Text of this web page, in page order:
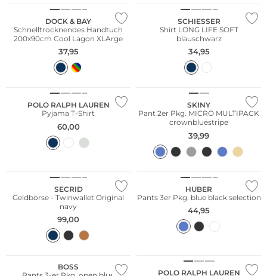
DOCK & BAY
Schnelltrocknendes Handtuch
200x90cm Cool Lagon XLArge
37,95
SCHIESSER
Shirt LONG LIFE SOFT
blauschwarz
34,95
POLO RALPH LAUREN
Pyjama T-Shirt
60,00
SKINY
Pant 2er Pkg. MICRO MULTIPACK
crownbluestripe
39,99
SECRID
Geldbörse - Twinwallet Original
navy
99,00
Große Größen
Multi Pack
HUBER
Pants 3er Pkg. blue black selection
44,95
BOSS
POLO RALPH LAUREN